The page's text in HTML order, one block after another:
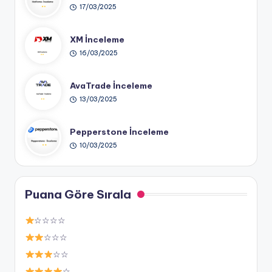
17/03/2025
XM İnceleme
16/03/2025
AvaTrade İnceleme
13/03/2025
Pepperstone İnceleme
10/03/2025
Puana Göre Sırala
☆☆☆☆
☆☆☆
☆☆